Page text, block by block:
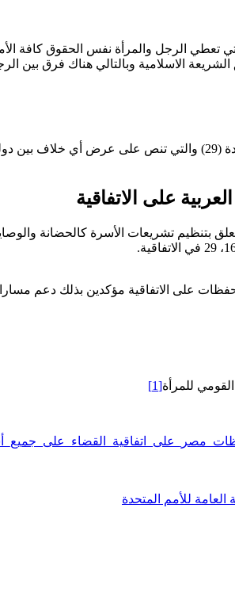
الرجل والمرأة نفس الحقوق كافة
الاسلامية وبالتالي هناك فرق بين
التحفظ على الفقرة (2) من المادة (29) والتي
على الاتفاقية
بتنظيم تشريعات الأسرة كالحضانة
على الاتفاقية مؤكدين بذلك دعم
للمرأة[1]
العامة للأمم المتحدة